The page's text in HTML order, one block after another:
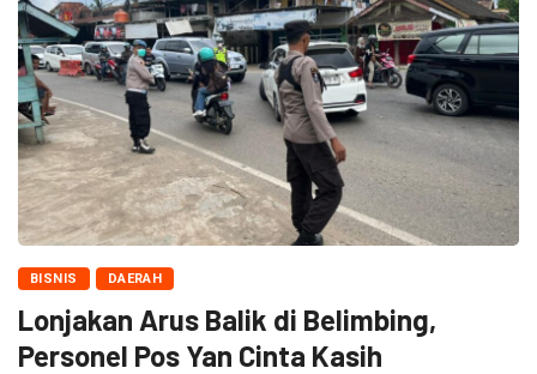
BISNIS DAERAH
Lonjakan Arus Balik di Belimbing,
Personel Pos Yan Cinta Kasih